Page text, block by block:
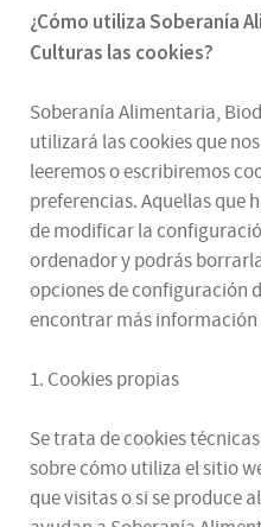
¿Cómo utilizaSoberanía
Culturas las cookies?
Soberanía Alimentaria,
utilizará las cookies que
leeremos o escribiremos
preferencias. Aquellas que
de modificar la
ordenador y podrás
opciones de configuración
encontrar más
1. Cookies propias
Se trata de cookies
sobre cómo utiliza el sitio
que visitas o si se produce